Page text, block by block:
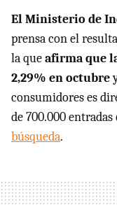
El Ministerio de
prensa con el
la queafirma que
2,29% en octubre
consumidores es
de 700.000 entradas
búsqueda.